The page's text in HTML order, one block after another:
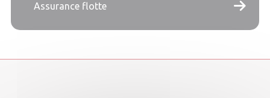
Assurance flotte